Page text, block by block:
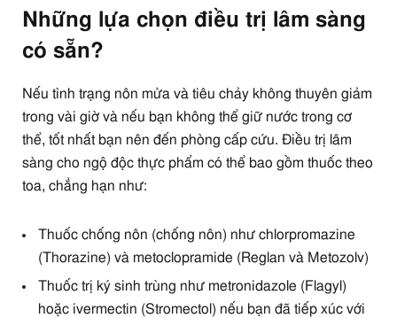
Những lựa chọn điều trị lâm sàng
có sẵn?
Nếu tình trạng nôn mửa và tiêu chảy không thuyên giảm
trong vài giờ và nếu bạn không thể giữ nước trong cơ
thể, tốt nhất bạn nên đến phòng cấp cứu. Điều trị lâm
sàng cho ngộ độc thực phẩm có thể bao gồm thuốc theo
toa, chẳng hạn như:
Thuốc chống nôn (chống nôn) như chlorpromazine
(Thorazine) và metoclopramide (Reglan và Metozolv)
Thuốc trị ký sinh trùng như metronidazole (Flagyl)
hoặc ivermectin (Stromectol) nếu bạn đã tiếp xúc với